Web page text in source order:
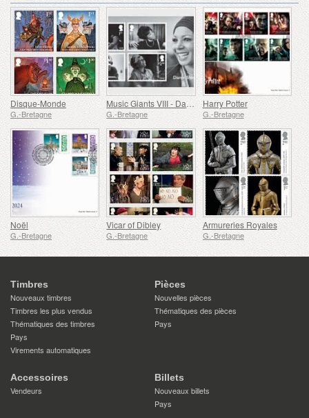
Disque-Monde
G.-Bretagne
Music Giants VIII - Dame Shirley Bassey
G.-Bretagne
Harry Potter
G.-Bretagne
Noël
G.-Bretagne
Vicar of Dibley
G.-Bretagne
Armureries Royales
G.-Bretagne
Timbres
Nouveaux timbres
Timbres les plus vendus
Thématiques des timbres
Pays
Virements automatiques
Pièces
Nouvelles pièces
Thématiques des pièces
Pays
Accessoires
Vendeurs
Billets
Nouveaux billets
Pays